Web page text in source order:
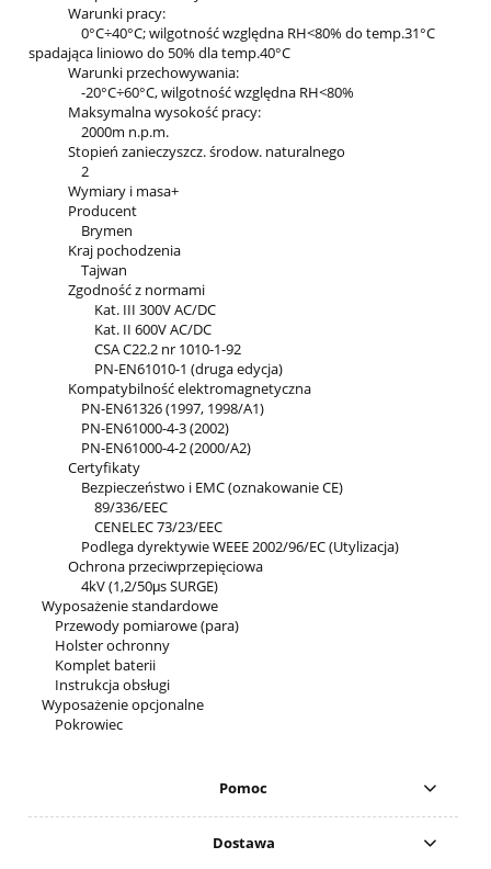
Warunki pracy:
0°C÷40°C; wilgotność względna RH<80% do temp.31°C
spadająca liniowo do 50% dla temp.40°C
Warunki przechowywania:
-20°C÷60°C, wilgotność względna RH<80%
Maksymalna wysokość pracy:
2000m n.p.m.
Stopień zanieczyszcz. środow. naturalnego
2
Wymiary i masa+
Producent
Brymen
Kraj pochodzenia
Tajwan
Zgodność z normami
Kat. III 300V AC/DC
Kat. II 600V AC/DC
CSA C22.2 nr 1010-1-92
PN-EN61010-1 (druga edycja)
Kompatybilność elektromagnetyczna
PN-EN61326 (1997, 1998/A1)
PN-EN61000-4-3 (2002)
PN-EN61000-4-2 (2000/A2)
Certyfikaty
Bezpieczeństwo i EMC (oznakowanie CE)
89/336/EEC
CENELEC 73/23/EEC
Podlega dyrektywie WEEE 2002/96/EC (Utylizacja)
Ochrona przeciwprzepięciowa
4kV (1,2/50μs SURGE)
Wyposażenie standardowe
Przewody pomiarowe (para)
Holster ochronny
Komplet baterii
Instrukcja obsługi
Wyposażenie opcjonalne
Pokrowiec
Pomoc
Dostawa